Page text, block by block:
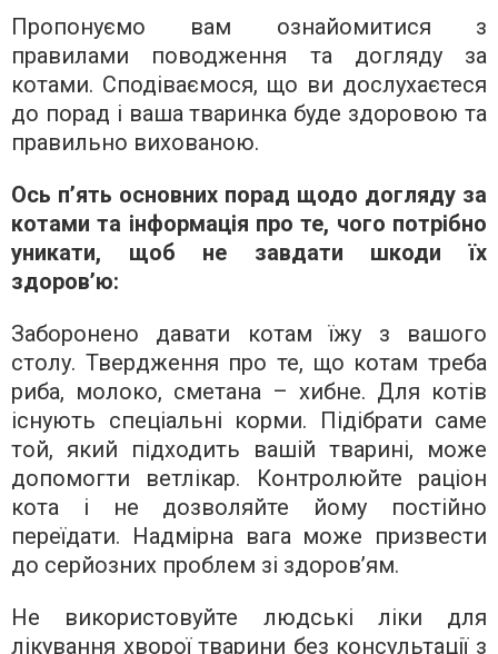
Пропонуємо вам ознайомитися з
правилами поводження та догляду за
котами. Сподіваємося, що ви дослухаєтеся
до порад і ваша тваринка буде здоровою та
правильно вихованою.
Ось п’ять основних порад щодо догляду за
котами та інформація про те, чого потрібно
уникати, щоб не завдати шкоди їх
здоров’ю:
Заборонено давати котам їжу з вашого
столу. Твердження про те, що котам треба
риба, молоко, сметана – хибне. Для котів
існують спеціальні корми. Підібрати саме
той, який підходить вашій тварині, може
допомогти ветлікар. Контролюйте раціон
кота і не дозволяйте йому постійно
переїдати. Надмірна вага може призвести
до серйозних проблем зі здоров’ям.
Не використовуйте людські ліки для
лікування хворої тварини без консультації з